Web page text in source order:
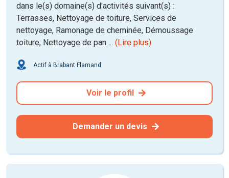
dans le(s) domaine(s) d'activités suivant(s) :
Terrasses, Nettoyage de toiture, Services de
nettoyage, Ramonage de cheminée, Démoussage
toiture, Nettoyage de pan ... (Lire plus)
Actif à Brabant Flamand
Voir le profil
Demander un devis